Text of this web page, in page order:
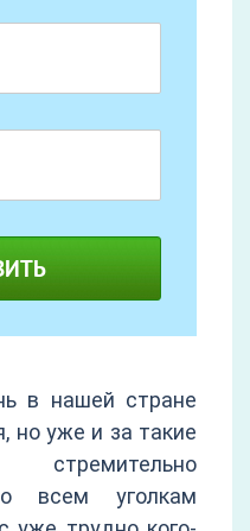
в нашей стране
но уже и за такие
всем уголкам